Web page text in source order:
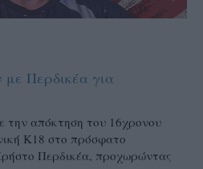
Περδικέα για
την απόκτηση του 16χρονου
Κ18 στο πρόσφατο
Περδικέα, προχωρώντας